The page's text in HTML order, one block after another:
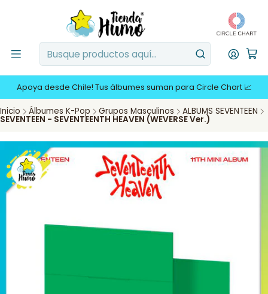
Apoya desde Chile! Tus álbumes suman para Circle Chart 📈
Inicio Álbumes K-Pop Grupos Masculinos ALBUMS SEVENTEEN
SEVENTEEN - SEVENTEENTH HEAVEN (WEVERSE Ver.)